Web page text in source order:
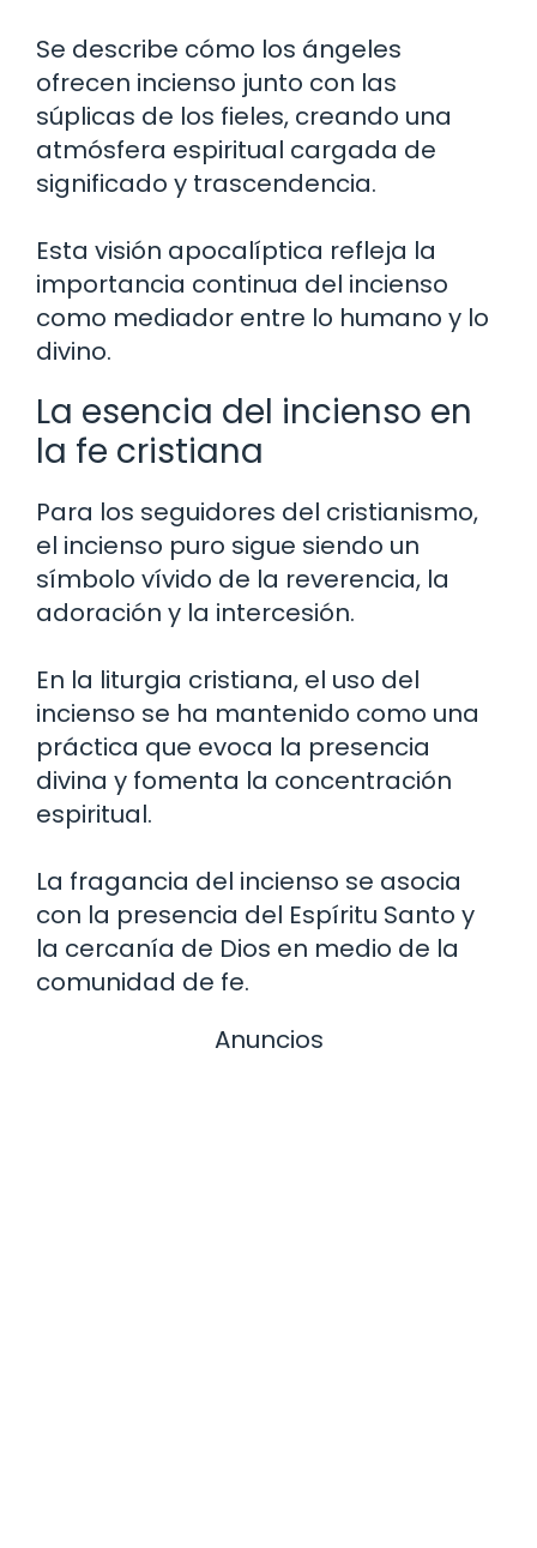
Se describe cómo los ángeles
ofrecen incienso junto con las
súplicas de los fieles, creando una
atmósfera espiritual cargada de
significado y trascendencia.
Esta visión apocalíptica refleja la
importancia continua del incienso
como mediador entre lo humano y lo
divino.
La esencia del incienso en
la fe cristiana
Para los seguidores del cristianismo,
el incienso puro sigue siendo un
símbolo vívido de la reverencia, la
adoración y la intercesión.
En la liturgia cristiana, el uso del
incienso se ha mantenido como una
práctica que evoca la presencia
divina y fomenta la concentración
espiritual.
La fragancia del incienso se asocia
con la presencia del Espíritu Santo y
la cercanía de Dios en medio de la
comunidad de fe.
Anuncios